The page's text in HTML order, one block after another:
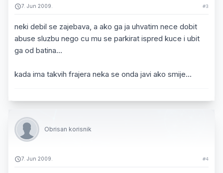
7. Jun 2009. #3
neki debil se zajebava, a ako ga ja uhvatim nece dobit
abuse sluzbu nego cu mu se parkirat ispred kuce i ubit
ga od batina...
kada ima takvih frajera neka se onda javi ako smije...
Obrisan korisnik
7. Jun 2009. #4